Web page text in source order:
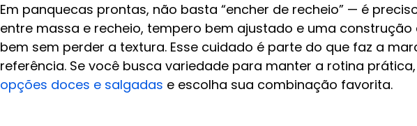
Em panquecas prontas, não basta “encher de recheio” — é
entre massa e recheio, tempero bem ajustado e uma construção
bem sem perder a textura. Esse cuidado é parte do que faz a
referência. Se você busca variedade para manter a rotina prática,
opções doces e salgadas e escolha sua combinação favorita.